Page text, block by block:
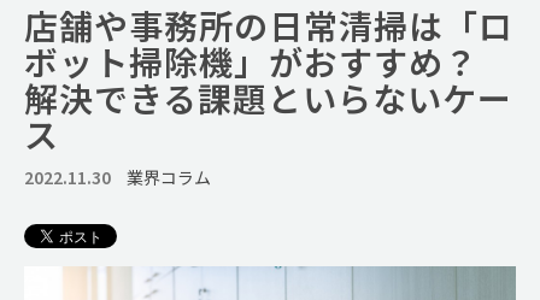
店舗や事務所の日常清掃は「ロ
ボット掃除機」がおすすめ？
解決できる課題といらないケー
ス
2022.11.30 業界コラム